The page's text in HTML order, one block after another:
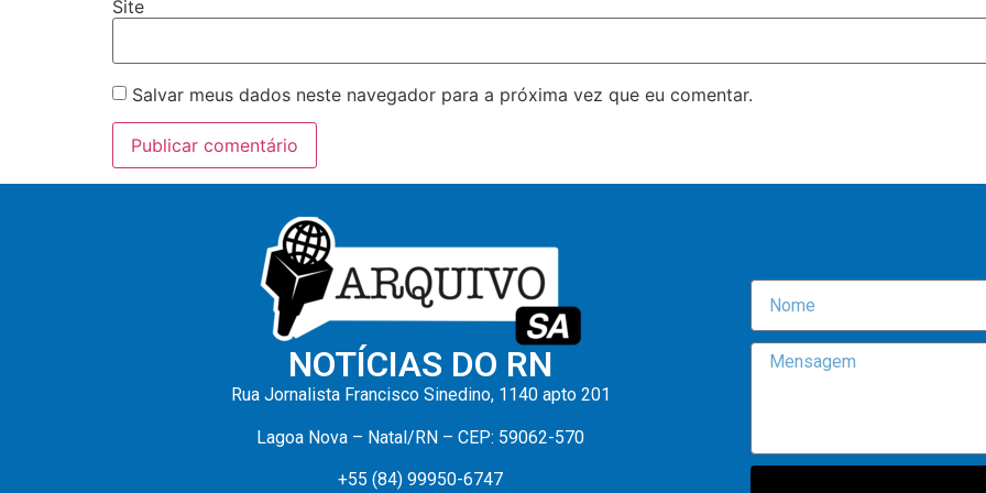
Site
Salvar meus dados neste navegador para a próxima vez que eu comentar.
NOTÍCIAS DO RN
Rua Jornalista Francisco Sinedino, 1140 apto 201
Lagoa Nova – Natal/RN – CEP: 59062-570
+55 (84) 99950-6747